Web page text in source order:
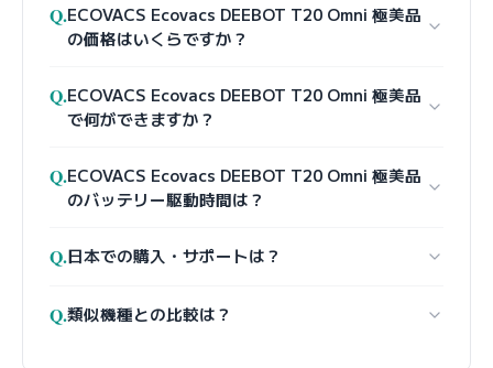
Q.ECOVACS Ecovacs DEEBOT T20 Omni 極美品
の価格はいくらですか？
Q.ECOVACS Ecovacs DEEBOT T20 Omni 極美品
で何ができますか？
Q.ECOVACS Ecovacs DEEBOT T20 Omni 極美品
のバッテリー駆動時間は？
Q.日本での購入・サポートは？
Q.類似機種との比較は？